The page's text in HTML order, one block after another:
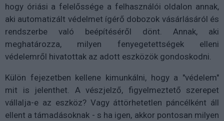
hogy óriási a felelőssége a felhasználói oldalon annak,
aki automatizált védelmet ígérő dobozok vásárlásáról és
rendszerbe való beépítéséről dönt. Annak, aki
meghatározza, milyen fenyegetettségek elleni
védelemről hivatottak az adott eszközök gondoskodni.
Külön fejezetben kellene kimunkálni, hogy a "védelem"
mit is jelenthet. A vészjelző, figyelmeztető szerepet
vállalja-e az eszköz? Vagy áttörhetetlen páncélként áll
ellent a támadásoknak - s ha igen, akkor pontosan milyen